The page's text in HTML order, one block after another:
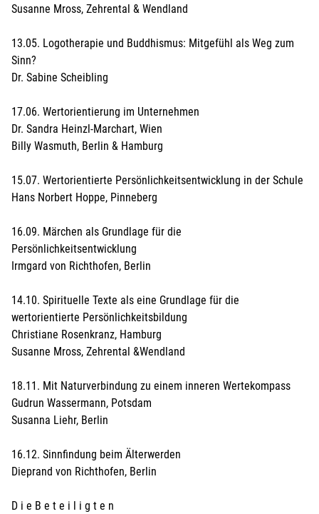
IBAN*:
Ich akzeptiere dieNutzungsbedingungen (AGB)
Widerrufsbelehrunghabe ich zur Kenntnis genommen
vollendet habe.*
Susanne Mross, Zehrental & Wendland
13.05. Logotherapie und Buddhismus: Mitgefühl als Weg zum
Sinn?
Dr. Sabine Scheibling
17.06. Wertorientierung im Unternehmen
Dr. Sandra Heinzl-Marchart, Wien
Billy Wasmuth, Berlin & Hamburg
15.07. Wertorientierte Persönlichkeitsentwicklung in der Schule
Hans Norbert Hoppe, Pinneberg
16.09. Märchen als Grundlage für die
Persönlichkeitsentwicklung
Irmgard von Richthofen, Berlin
14.10. Spirituelle Texte als eine Grundlage für die
wertorientierte Persönlichkeitsbildung
Christiane Rosenkranz, Hamburg
Susanne Mross, Zehrental &Wendland
18.11. Mit Naturverbindung zu einem inneren Wertekompass
Gudrun Wassermann, Potsdam
Susanna Liehr, Berlin
16.12. Sinnfindung beim Älterwerden
Dieprand von Richthofen, Berlin
D i e B e t e i l i g t e n